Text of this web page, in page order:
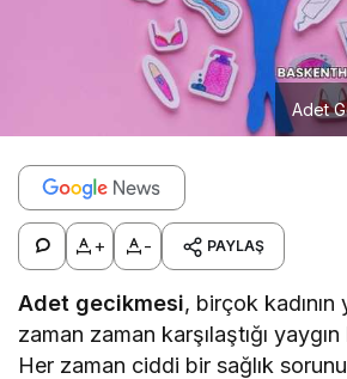
Adet
+ - PAYLAŞ
Adet gecikmesi, birçok kadının
zaman zaman karşılaştığı
Her zaman ciddi bir sağlık